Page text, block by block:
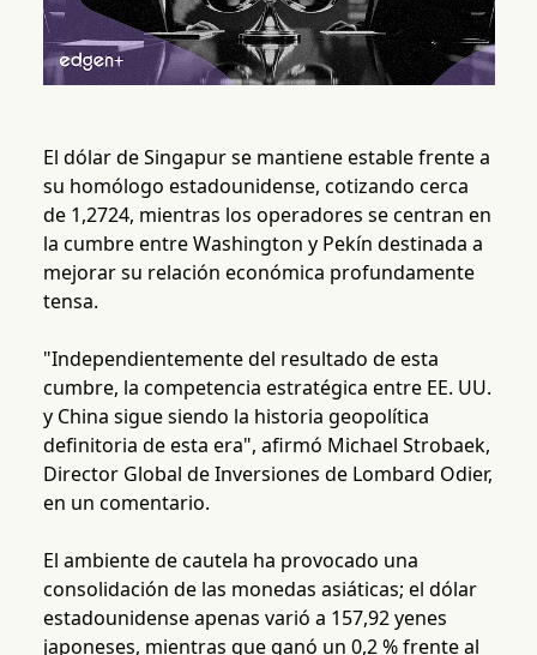
El dólar de Singapur se mantiene estable frente a
su homólogo estadounidense, cotizando cerca
de 1,2724, mientras los operadores se centran en
la cumbre entre Washington y Pekín destinada a
mejorar su relación económica profundamente
tensa.
"Independientemente del resultado de esta
cumbre, la competencia estratégica entre EE. UU.
y China sigue siendo la historia geopolítica
definitoria de esta era", afirmó Michael Strobaek,
Director Global de Inversiones de Lombard Odier,
en un comentario.
El ambiente de cautela ha provocado una
consolidación de las monedas asiáticas; el dólar
estadounidense apenas varió a 157,92 yenes
japoneses, mientras que ganó un 0,2 % frente al